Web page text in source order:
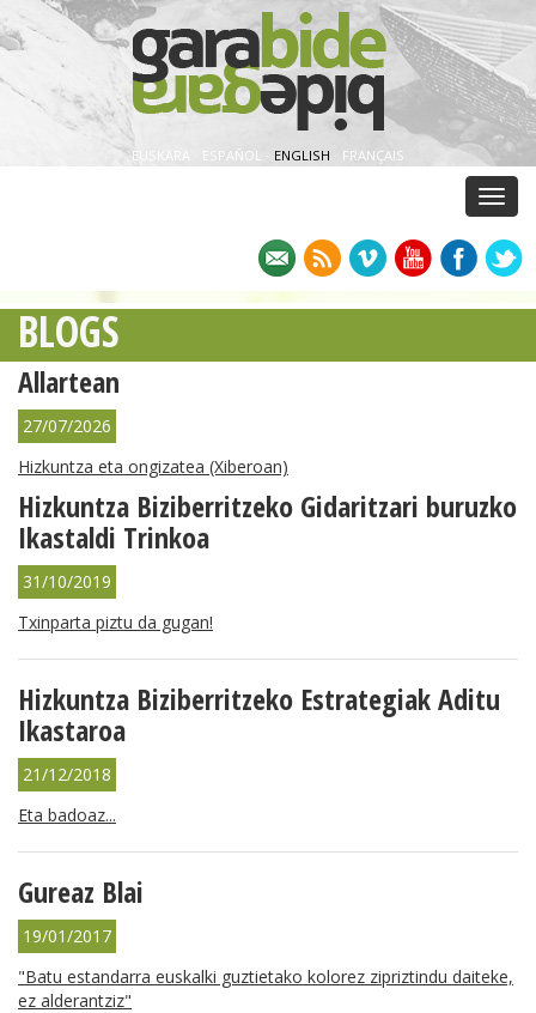
EUSKARA ESPAÑOL · ENGLISH · FRANÇAIS
BLOGS
Allartean
27/07/2026
Hizkuntza eta ongizatea (Xiberoan)
Hizkuntza Biziberritzeko Gidaritzari buruzko
Ikastaldi Trinkoa
31/10/2019
Txinparta piztu da gugan!
Hizkuntza Biziberritzeko Estrategiak Aditu
Ikastaroa
21/12/2018
Eta badoaz...
Gureaz Blai
19/01/2017
"Batu estandarra euskalki guztietako kolorez zipriztindu daiteke,
ez alderantziz"